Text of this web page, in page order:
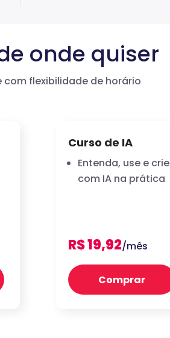
onde quiser
com flexibilidade de horário
Curso de IA
Entenda, use e crie
com IA na prática
R$ 19,92/mês
Comprar